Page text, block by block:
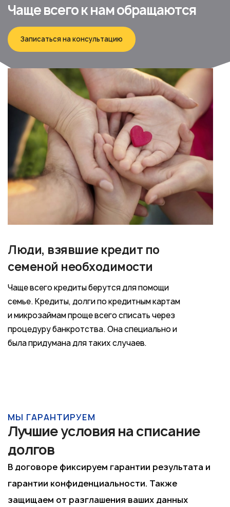
Чаще всего к нам обращаются
Записаться на консультацию
Люди, взявшие кредит по
семеной необходимости
Чаще всего кредиты берутся для помощи
семье. Кредиты, долги по кредитным картам
и микрозаймам проще всего списать через
процедуру банкротства. Она специально и
была придумана для таких случаев.
МЫ ГАРАНТИРУЕМ
Лучшие условия на списание
долгов
В договоре фиксируем гарантии результата и
гарантии конфиденциальности. Также
защищаем от разглашения ваших данных